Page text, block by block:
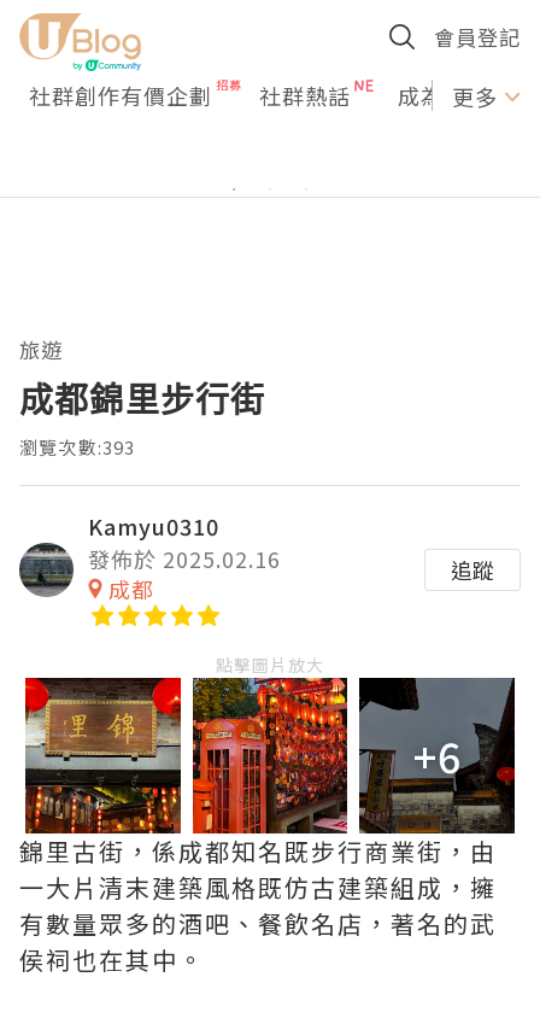
會員登記
社群創作有價企劃 社群熱話 成為U更多
旅遊
成都錦里步行街
瀏覽次數:393
Kamyu0310
發佈於 2025.02.16
成都
追蹤
點擊圖片放大
+6
錦里古街，係成都知名既步行商業街，由
一大片清末建築風格既仿古建築組成，擁
有數量眾多的酒吧、餐飲名店，著名的武
侯祠也在其中。